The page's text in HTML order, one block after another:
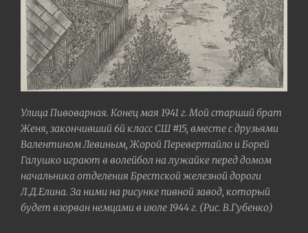
Улица Пивоварная. Конец мая 1941 г. Мой старший брат
Женя, закончивший 6й класс СШ #15, вместе с друзьями
Валентином Левиным, Жорой Перевертайло и Борей
Галушко играют в волейбол на лужайке перед домом
начальника отделения Брестской железной дороги
Л.Д.Елина. За ними на рисунке пивной завод, который
будет взорван немцами в июле 1944 г. (Рис. В.Губенко)